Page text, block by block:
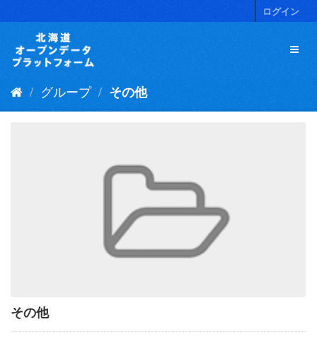
キ
ログイン
グループ その他
その他